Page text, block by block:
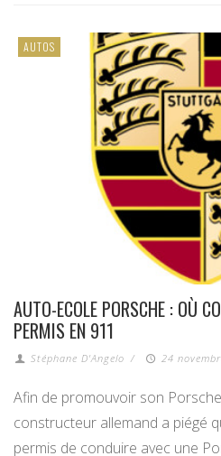
AUTOS
AUTO-ECOLE PORSCHE : OÙ
PERMIS EN 911
Stéphane D'Angelo / 24
Afin de promouvoir son
constructeur allemand a piégé
permis de conduire avec une